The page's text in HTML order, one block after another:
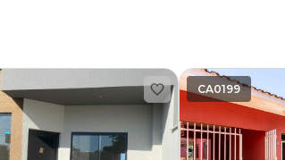
CA0199